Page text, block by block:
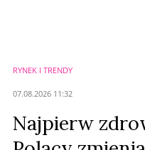
RYNEK I TRENDY
07.08.2026 11:32
Najpierw